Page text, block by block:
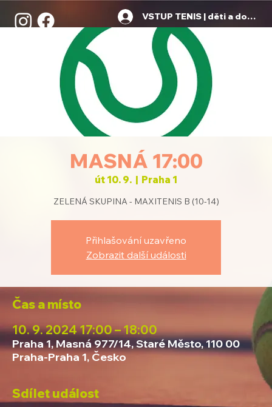
VSTUP TENIS | děti a dospělí
MASNÁ 17:00
út 10. 9.
  |
Praha 1
ZELENÁ SKUPINA - MAXITENIS B (10-14)
Přihlašování uzavřeno
Zobrazit další události
Čas a místo
10. 9. 2024 17:00 – 18:00
Praha 1, Masná 977/14, Staré Město, 110 00
Praha-Praha 1, Česko
Sdílet událost